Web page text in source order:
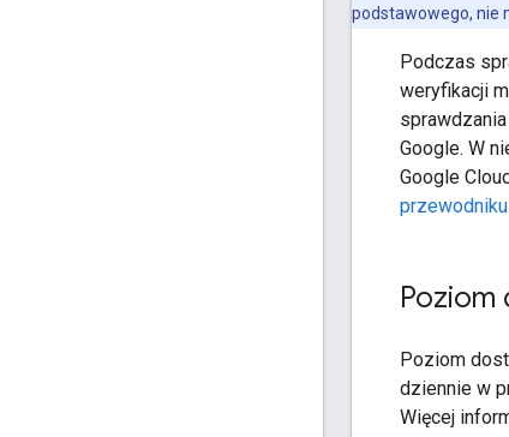
podstawowego, nie
Podczas
weryfikacji
Google. W
Google
Poziom
dziennie w
Więcej